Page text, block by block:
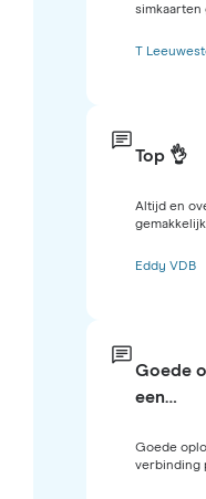
simkaarten
T
Top 👌
Altijd en
Eddy VDB
Goede
een…
Goede
verbinding